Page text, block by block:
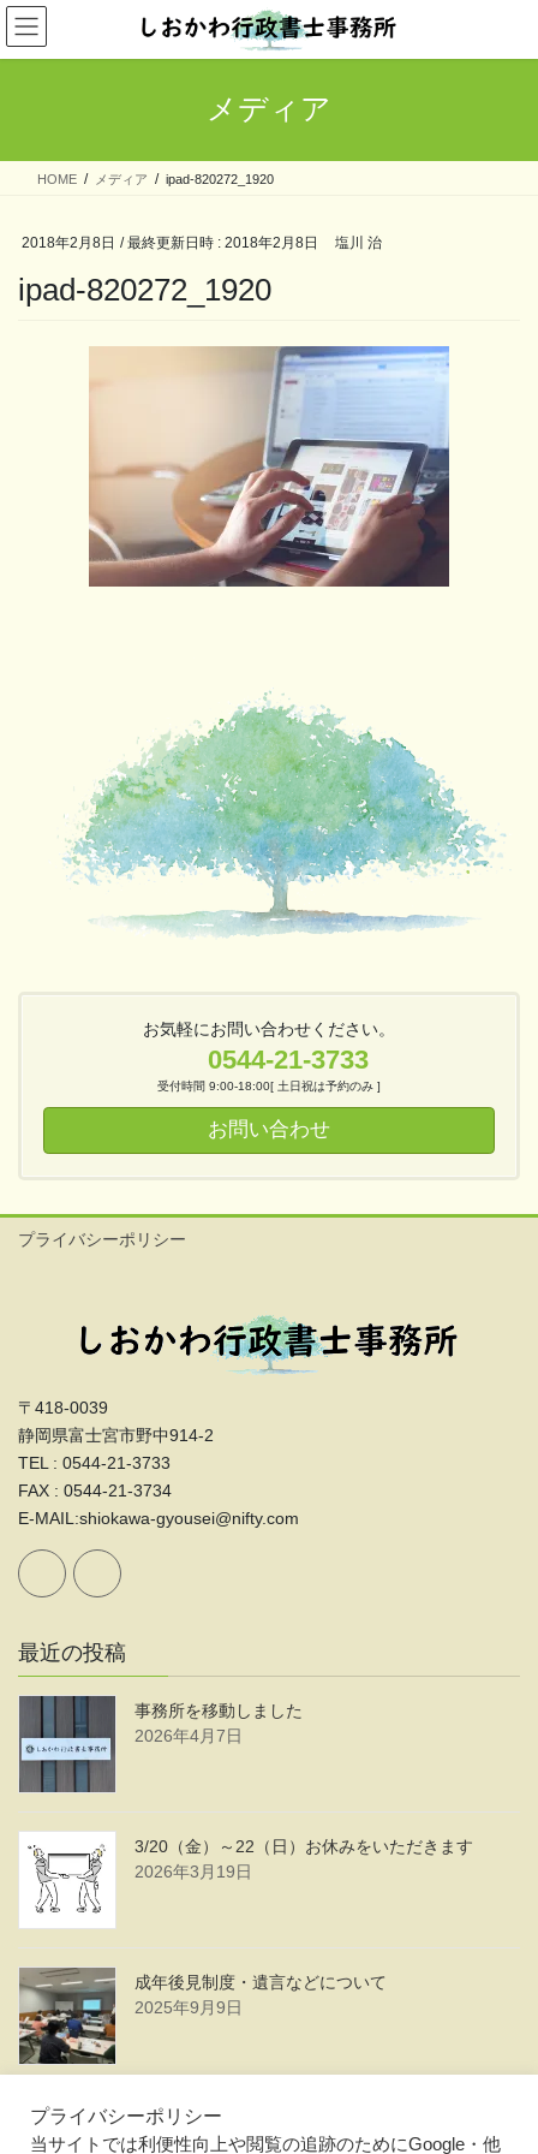
コ
ン
テ
ス
ナ
ビ
ゲ
ン
メディア
HOME メディア ipad-820272_1920
2018年2月8日 / 最終更新日時 : 2018年2月8日 塩川 治
ipad-820272_1920
お気軽にお問い合わせください。
0544-21-3733
受付時間 9:00-18:00[ 土日祝は予約のみ ]
お問い合わせ
プライバシーポリシー
〒418-0039
静岡県富士宮市野中914-2
TEL : 0544-21-3733
FAX : 0544-21-3734
E-MAIL:shiokawa-gyousei@nifty.com
最近の投稿
事務所を移動しました
2026年4月7日
3/20（金）～22（日）お休みをいただきます
2026年3月19日
成年後見制度・遺言などについて
2025年9月9日
プライバシーポリシー
当サイトでは利便性向上や閲覧の追跡のためにGoogle・他